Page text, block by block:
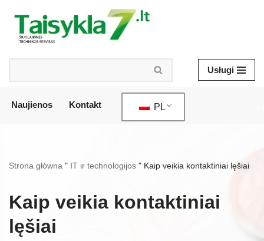
Przejdź
treści
Usługi
Naujienos Kontakt PL
Strona główna " IT ir technologijos " Kaip veikia kontaktiniai lęšiai
Kaip veikia kontaktiniai
lęšiai